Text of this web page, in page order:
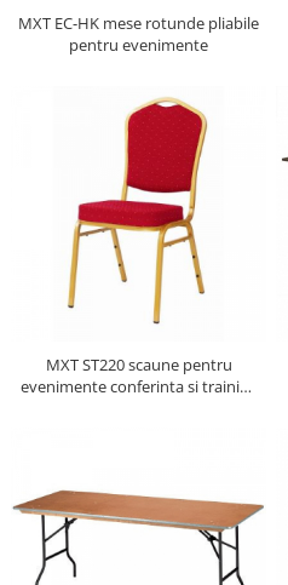
MXT EC-HK mese rotunde pliabile
pentru evenimente
MXT ST220 scaune pentru
evenimente conferinta si training